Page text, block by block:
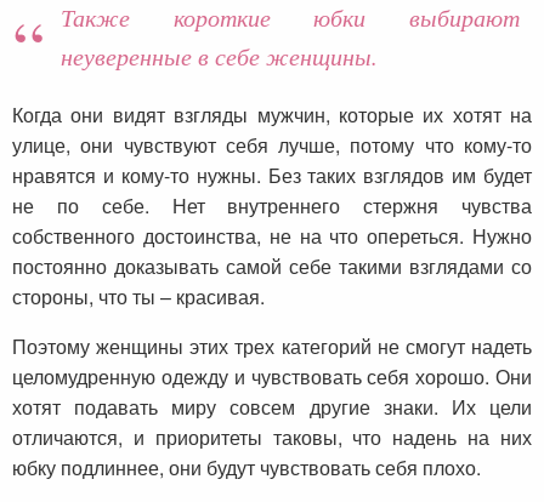
Также короткие юбки выбирают
неуверенные в себе женщины.
Когда они видят взгляды мужчин, которые их хотят на
улице, они чувствуют себя лучше, потому что кому-то
нравятся и кому-то нужны. Без таких взглядов им будет
не по себе. Нет внутреннего стержня чувства
собственного достоинства, не на что опереться. Нужно
постоянно доказывать самой себе такими взглядами со
стороны, что ты – красивая.
Поэтому женщины этих трех категорий не смогут надеть
целомудренную одежду и чувствовать себя хорошо. Они
хотят подавать миру совсем другие знаки. Их цели
отличаются, и приоритеты таковы, что надень на них
юбку подлиннее, они будут чувствовать себя плохо.